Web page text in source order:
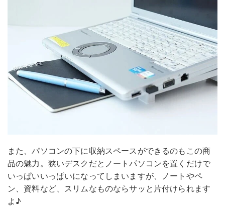
また、パソコンの下に収納スペースができるのもこの商
品の魅力。狭いデスクだとノートパソコンを置くだけで
いっぱいいっぱいになってしまいますが、ノートやペ
ン、資料など、スリムなものならサッと片付けられます
よ♪